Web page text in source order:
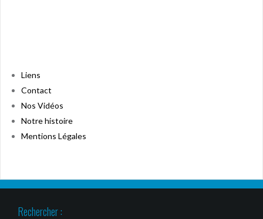
Liens
Contact
Nos Vidéos
Notre histoire
Mentions Légales
Rechercher :